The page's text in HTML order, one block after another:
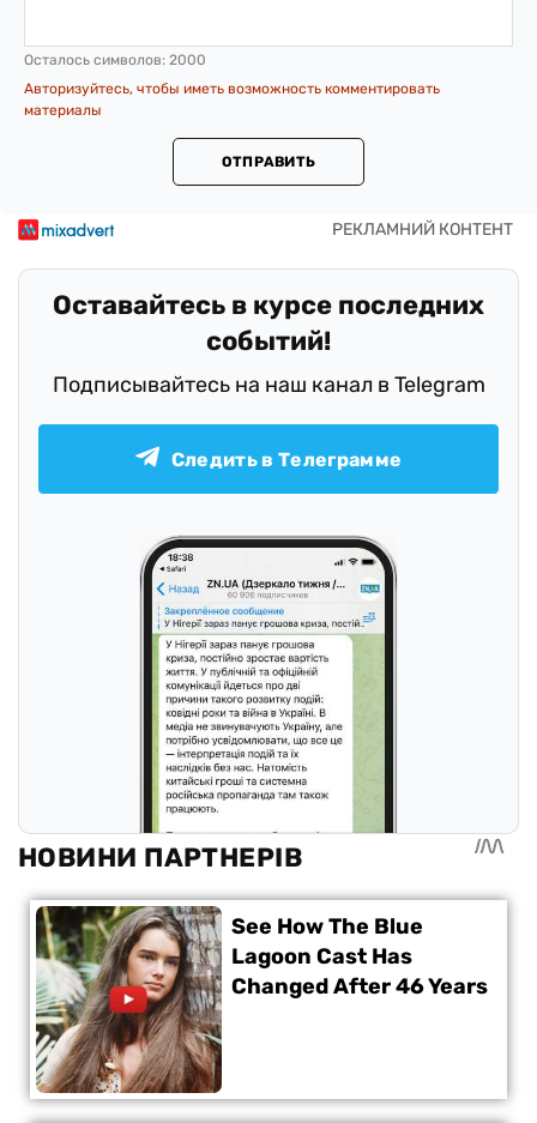
Осталось символов: 2000
Авторизуйтесь, чтобы иметь возможность комментировать
материалы
ОТПРАВИТЬ
Оставайтесь в курсе последних
событий!
Подписывайтесь на наш канал в Telegram
Следить в Телеграмме